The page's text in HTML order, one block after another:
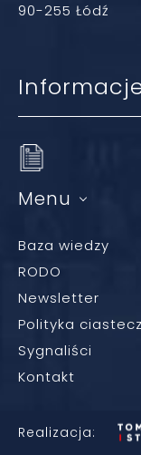
90-255 Łódź
Menu
Baza wiedzy
RODO
Newsletter
Polityka
Sygnaliści
Kontakt
Realizacja: